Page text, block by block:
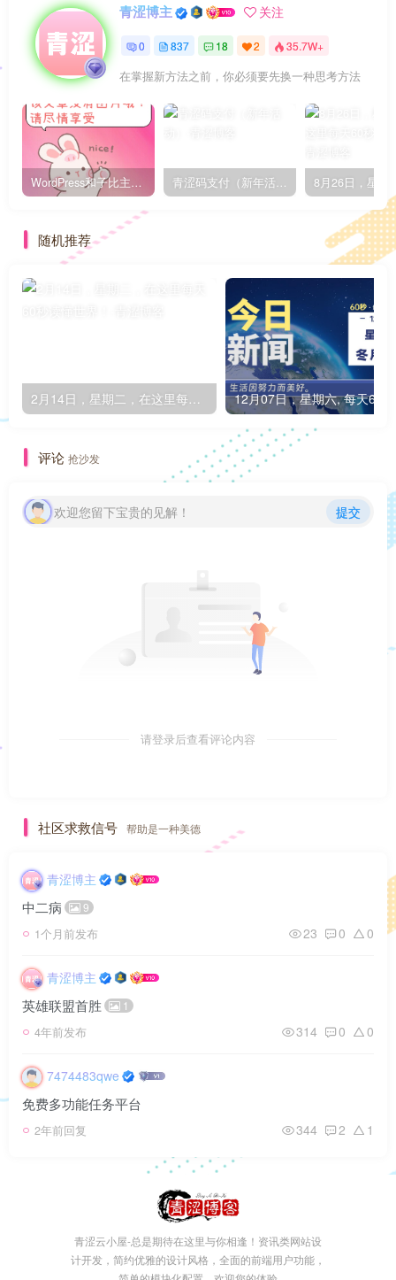
青涩博主 关注
0 837 18 2 35.7W+
在掌握新方法之前，你必须要先换一种思考方法
WordPress和子比主题模板&网站美化方法教程-已更新到:23-01-8 青涩码支付（新年活动）
随机推荐
2月14日，星期二，在这里每天60秒读懂世界！
评论 抢沙发
欢迎您留下宝贵的见解！ 提交
请登录后查看评论内容
社区求救信号 帮助是一种美德
青涩博主
中二病 9
1个月前发布 23 0 0
青涩博主
英雄联盟首胜 1
4年前发布 314 0 0
7474483qwe
免费多功能任务平台
2年前回复 344 2 1
青涩云小屋-总是期待在这里与你相逢！资讯类网站设
计开发，简约优雅的设计风格，全面的前端用户功能，